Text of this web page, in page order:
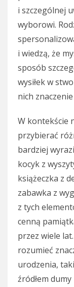
i szczególnej
wyborowi.
i wiedzą, że
sposób
wysiłek w
nich
W kontekście
przybierać
bardziej
kocyk z
książeczka z
zabawka z
z tych
cenną
przez wiele
rozumieć
urodzenia,
źródłem